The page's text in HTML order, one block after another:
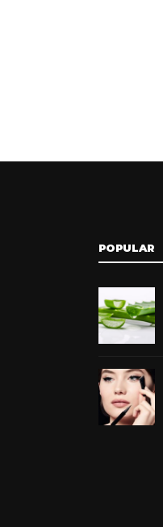
POPULAR